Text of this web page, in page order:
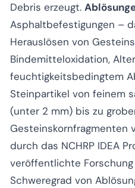
Debris erzeugt.
Asphaltbefestigungen –
Herauslösen von
Bindemitteloxidation,
feuchtigkeitsbedingtem
Steinpartikel von feinem
(unter 2 mm) bis zu
Gesteinskornfragmenten
durch das NCHRP IDEA
veröffentlichte
Schweregrad von